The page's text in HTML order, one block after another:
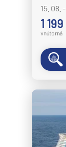
15. 08.
1
vnútorná